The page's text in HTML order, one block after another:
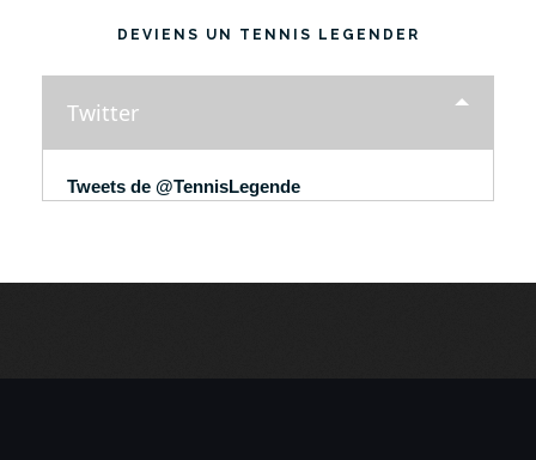
DEVIENS UN TENNIS LEGENDER
Twitter
Tweets de @TennisLegende